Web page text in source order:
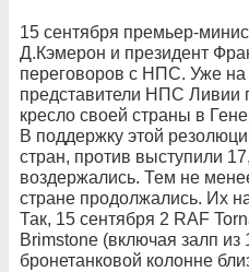
15 сентября премьер-
Д.Кэмерон и президент
переговоров с НПС. Уже
представители НПС Ливии
кресло своей страны в
В поддержку этой
стран, против выступили
воздержались. Тем не
стране продолжались. Их
Так, 15 сентября 2 RAF
Brimstone (включая залп
бронетанковой колонне